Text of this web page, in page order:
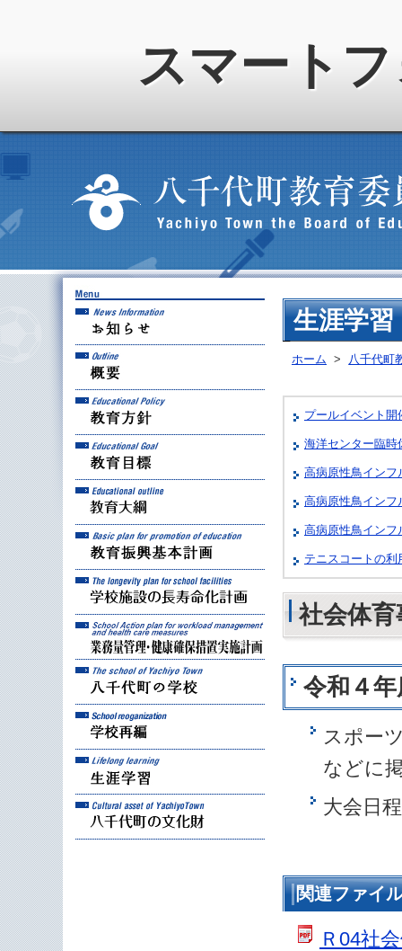
スマート
お知らせ
教育方針
教育目標
教育振興基本計画
学校施設の長寿命化計
業務量管理・健康確保
八千代町の学校
学校再編
八千代町の文化財
生涯学習
ホーム > 八千代町
プールイベント開
海洋センター臨時
高病原性鳥インフ
高病原性鳥インフ
高病原性鳥インフ
テニスコートの利
社会体育
令和４
スポー
などに
大会日
関連ファイ
Ｒ04社